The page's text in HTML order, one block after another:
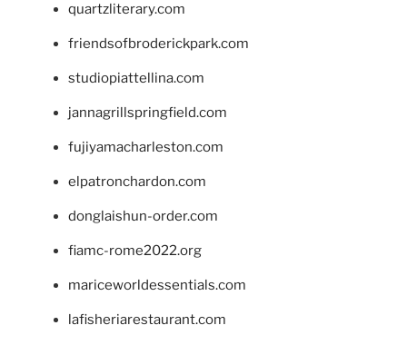
quartzliterary.com
friendsofbroderickpark.com
studiopiattellina.com
jannagrillspringfield.com
fujiyamacharleston.com
elpatronchardon.com
donglaishun-order.com
fiamc-rome2022.org
mariceworldessentials.com
lafisheriarestaurant.com